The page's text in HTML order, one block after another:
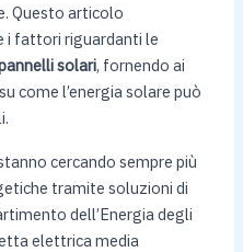
Questo articolo
i fattori riguardanti le
solari, fornendo ai
come l’energia solare può
cercando sempre più
tramite soluzioni di
dell’Energia degli
elettrica media